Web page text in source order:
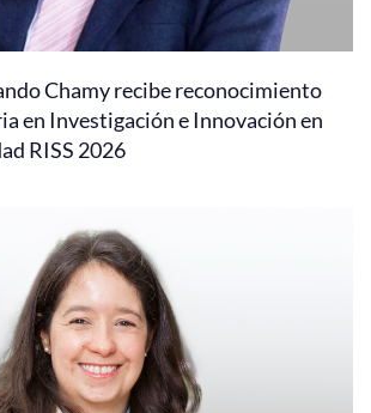
Chamy recibe reconocimiento
en Investigación e Innovación en
RISS 2026